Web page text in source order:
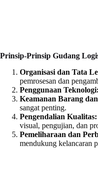
Prinsip-Prinsip Gudang
Organisasi dan Tata
pemrosesan dan
Penggunaan Teknologi:
Keamanan Barang
sangat penting.
Pengendalian Kualitas:
visual, pengujian, dan
Pemeliharaan dan
mendukung kelancaran